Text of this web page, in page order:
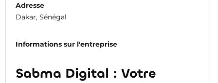
Adresse
Dakar, Sénégal
Informations sur l'entreprise
Sabma Digital : Votre